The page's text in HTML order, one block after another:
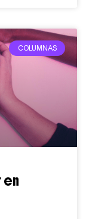
COLUMNAS
en